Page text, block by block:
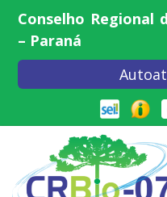
Conselho Regional
– Paraná